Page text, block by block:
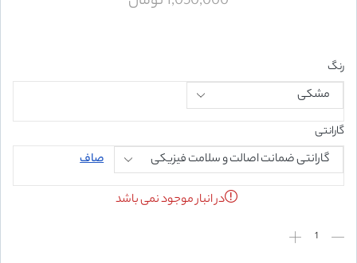
رنگ
گارانتی
صاف
در انبار موجود نمی باشد